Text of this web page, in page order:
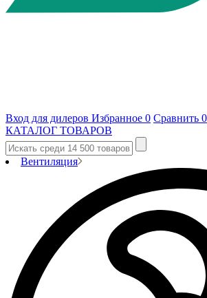
Вход для дилеров Избранное 0 Сравнить 0
КАТАЛОГ ТОВАРОВ
Вентиляция